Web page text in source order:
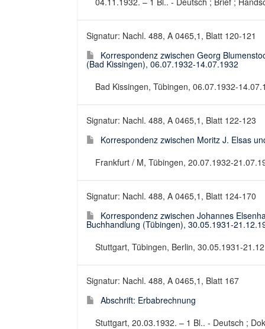
Signatur: Nachl. 488, A 0465,1, Blatt 120-121
Korrespondenz zwischen Georg
(Bad Kissingen), 06.07.1932-14.07.1932
Bad Kissingen, Tübingen, 06.07.1932-
Signatur: Nachl. 488, A 0465,1, Blatt 122-123
Korrespondenz zwischen Moritz J. Elsas
Frankfurt / M, Tübingen, 20.07.1932-
Signatur: Nachl. 488, A 0465,1, Blatt 124-170
Korrespondenz zwischen Johannes
Buchhandlung (Tübingen), 30.05.1931-
Stuttgart, Tübingen, Berlin, 30.05.1931-
Signatur: Nachl. 488, A 0465,1, Blatt 167
Abschrift: Erbabrechnung
Stuttgart, 20.03.1932. – 1 Bl.. - Deutsch ;